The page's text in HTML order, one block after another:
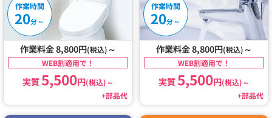
作業時間
20分～
作業料金 8,800円(税込) ～
WEB割適用で！
実質5,500円(税込)～
+部品代
作業時間
20分～
作業料金 8,800円(税込) ～
WEB割適用で！
実質5,500円(税込)～
+部品代